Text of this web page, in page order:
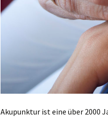
Akupunktur ist eine über 2000